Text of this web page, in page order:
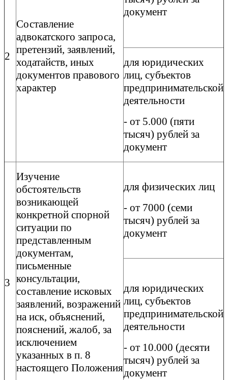
2
Составление
адвокатского запроса,
претензий, заявлений,
ходатайств, иных
документов правового
характер
документ
для юридических
лиц, субъектов
предпринимательской
деятельности
- от 5.000 (пяти
тысяч) рублей за
документ
3
Изучение
обстоятельств
возникающей
конкретной спорной
ситуации по
представленным
документам,
письменные
консультации,
составление исковых
заявлений, возражений
на иск, объяснений,
пояснений, жалоб, за
исключением
указанных в п. 8
настоящего Положения
для физических лиц
- от 7000 (семи
тысяч) рублей за
документ
для юридических
лиц, субъектов
предпринимательской
деятельности
- от 10.000 (десяти
тысяч) рублей за
документ